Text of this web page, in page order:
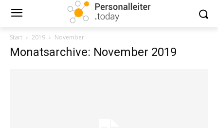
Start 2019 November
Monatsarchive: November 2019